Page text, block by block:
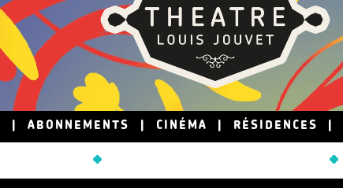
ABONNEMENTS CINÉMA RÉSIDENCES